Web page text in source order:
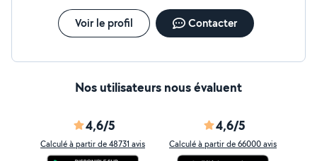
Voir le profil Contacter
Nos utilisateurs nous évaluent
4,6/5
Calculé à partir de 48731 avis
4,6/5
Calculé à partir de 66000 avis